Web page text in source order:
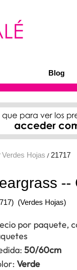
Blog
Verdes Hojas / 21717
--
(Verdes Hojas)
por paquete,
50/60cm
Verde